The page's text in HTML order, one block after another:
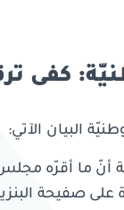
كفى
البيان الآتي:
أنّ ما أقرّه
ألف ليرة على صفيحة